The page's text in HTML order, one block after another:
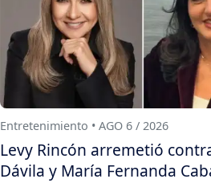
Entretenimiento • AGO 6 / 2026
Levy Rincón arremetió
Dávila y María Fernanda